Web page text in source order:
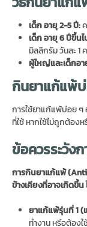
เด็ก อายุ 2-5 ปี:
เด็ก อายุ 6 ปีขึ้นไ
มิลลิกรัม วันละ 1
ผู้ใหญ่และเด็กอา
กินยาแก้แพ้
การใช้ยาแก้แพ้บ่อย ๆ
ที่ใช้ หากใช้ไม่ถูกต้อง
ข้อควรระวัง
การกินยาแก้แพ้ (
ข้างเคียงที่อาจเกิดขึ้น
ยาแก้แพ้รุ่นที่ 1 (
ทำงาน หรือต้องใ